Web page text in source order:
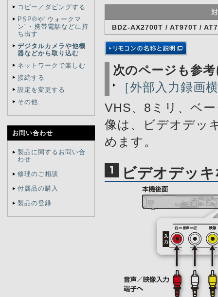
コピー／ダビングする
PSP®や"ウォークマ
ン"・携帯電話などに持
ち出す
デジタルカメラや他機
器などから取り込む
ネットワークで楽しむ
接続する
設定を変更する
その他
お問い合わせ
製品に関するお問い合
わせ
修理のご相談
付属品の購入
製品の登録
BDZ-AX2700T / AT970T /
次のページも参
［外部入力録画
VHS、8ミリ、ベ
像は、ビデオデッ
めます。
ビデオデッ